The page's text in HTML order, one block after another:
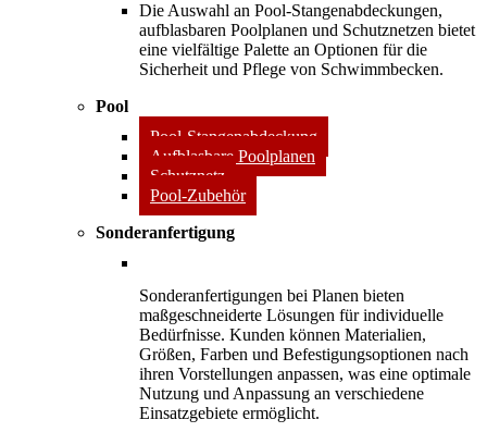
Die Auswahl an Pool-Stangenabdeckungen,
aufblasbaren Poolplanen und Schutznetzen bietet
eine vielfältige Palette an Optionen für die
Sicherheit und Pflege von Schwimmbecken.
Pool
Pool-Stangenabdeckung
Aufblasbare Poolplanen
Schutznetz
Pool-Zubehör
Sonderanfertigung
Sonderanfertigungen bei Planen bieten
maßgeschneiderte Lösungen für individuelle
Bedürfnisse. Kunden können Materialien,
Größen, Farben und Befestigungsoptionen nach
ihren Vorstellungen anpassen, was eine optimale
Nutzung und Anpassung an verschiedene
Einsatzgebiete ermöglicht.